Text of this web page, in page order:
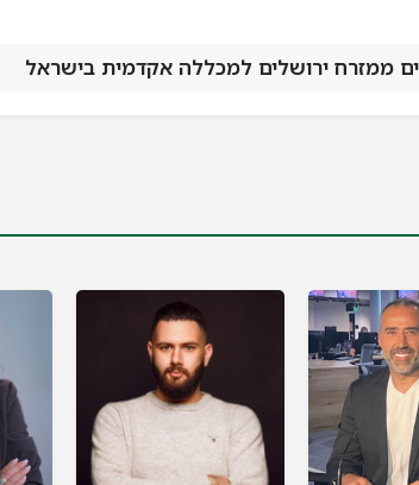
ממזרח ירושלים למכללה אקדמית בישראל